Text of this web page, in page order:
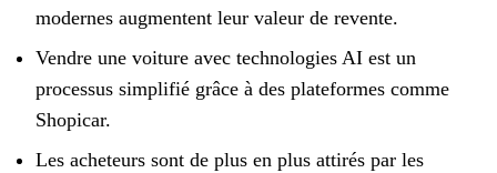
modernes augmentent leur valeur de revente.
Vendre une voiture avec technologies AI est un
processus simplifié grâce à des plateformes comme
Shopicar.
Les acheteurs sont de plus en plus attirés par les